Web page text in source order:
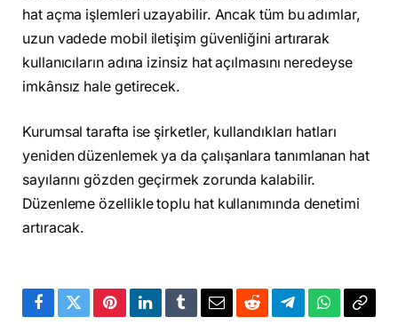
hat açma işlemleri uzayabilir. Ancak tüm bu adımlar,
uzun vadede mobil iletişim güvenliğini artırarak
kullanıcıların adına izinsiz hat açılmasını neredeyse
imkânsız hale getirecek.
Kurumsal tarafta ise şirketler, kullandıkları hatları
yeniden düzenlemek ya da çalışanlara tanımlanan hat
sayılarını gözden geçirmek zorunda kalabilir.
Düzenleme özellikle toplu hat kullanımında denetimi
artıracak.
Facebook
TwitterPinterestLinkedInTumblrEmailRedditTelegramWhatsApp